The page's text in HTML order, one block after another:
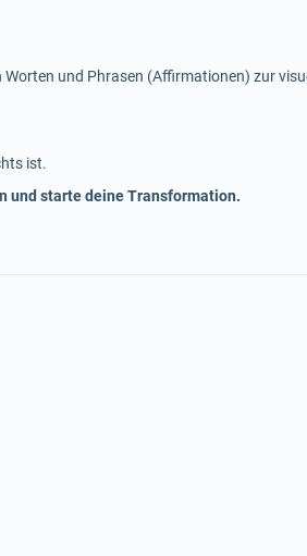
und Phrasen (Affirmationen) zur
ist.
und starte deine Transformation.